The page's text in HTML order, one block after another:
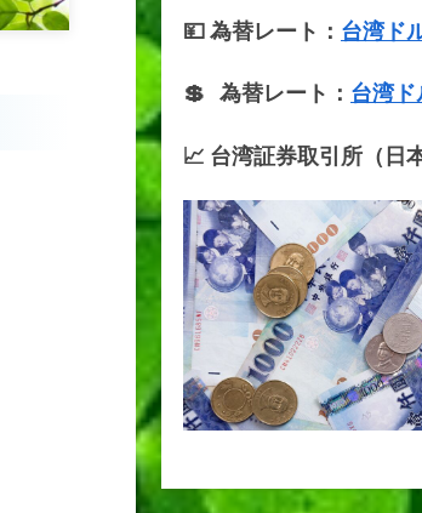
💴 為替レート： 台湾ド
💲 為替レート： 台湾
📈 台湾証券取引所（日